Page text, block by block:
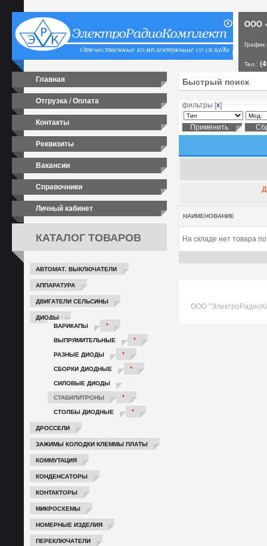
ООО
Тел.:
Главная
Отгрузка / Оплата
Контакты
Реквизиты
Вакансии
Справочники
Личный кабинет
КАТАЛОГ ТОВАРОВ
АВТОМАТ. ВЫКЛЮЧАТЕЛИ
АППАРАТУРА
ДВИГАТЕЛИ СЕЛЬСИНЫ
ДИОДЫ
ВАРИКАПЫ
*
ВЫПРЯМИТЕЛЬНЫЕ
*
РАЗНЫЕ ДИОДЫ
*
СБОРКИ ДИОДНЫЕ
*
СИЛОВЫЕ ДИОДЫ
СТАБИЛИТРОНЫ
*
СТОЛБЫ ДИОДНЫЕ
*
ДРОССЕЛИ
ЗАЖИМЫ КОЛОДКИ КЛЕММЫ ПЛАТЫ
КОММУТАЦИЯ
КОНДЕНСАТОРЫ
КОНТАКТОРЫ
МИКРОСХЕМЫ
НОМЕРНЫЕ ИЗДЕЛИЯ
ПЕРЕКЛЮЧАТЕЛИ
фильтры [х]
НАИМЕНОВАНИЕ
На складе нет товара
ООО